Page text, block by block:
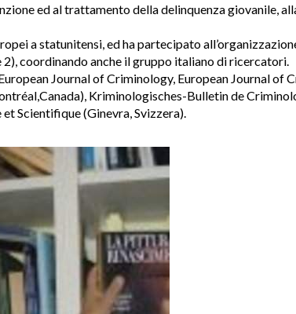
ed al trattamento della delinquenza giovanile,
a statunitensi, ed ha partecipato
coordinando anche il gruppo italiano di ricercatori.
Journal of Criminology, European Journal of
Kriminologisches-Bulletin de
Scientifique (Ginevra, Svizzera).